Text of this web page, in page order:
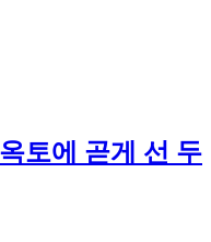
토에 곧게 선 두